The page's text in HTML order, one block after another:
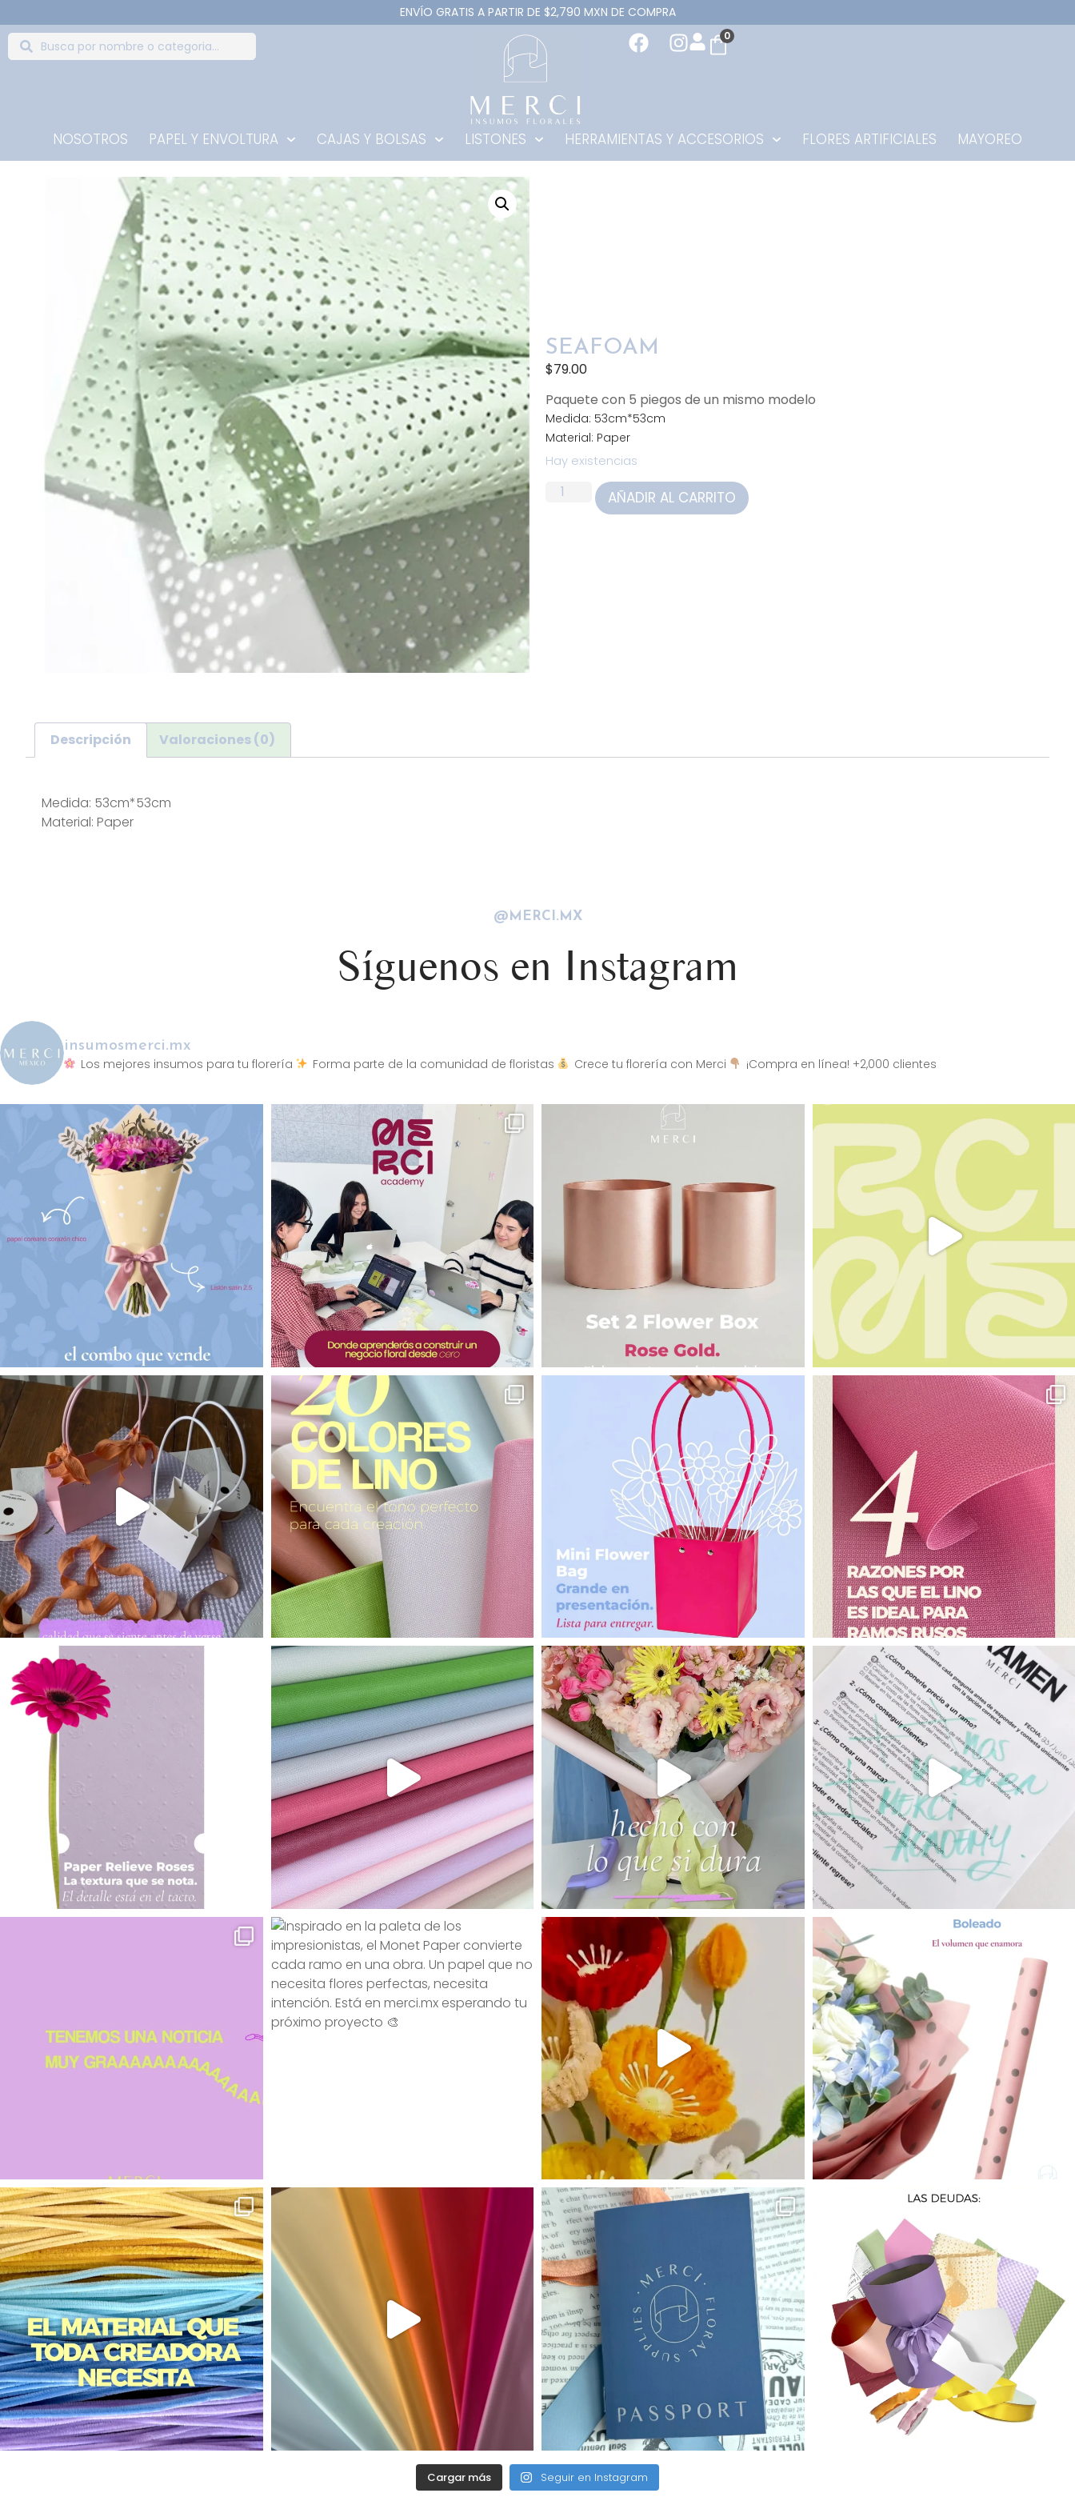
ENVÍO GRATIS A PARTIR DE $2,790 MXN DE COMPRA
0
NOSOTROS PAPEL Y ENVOLTURA CAJAS Y BOLSAS LISTONES HERRAMIENTAS Y ACCESORIOS FLORES ARTIFICIALES MAYOREO
SEAFOAM
$79.00
Paquete con 5 piegos de un mismo modelo
Medida: 53cm*53cm
Material: Paper
Hay existencias
AÑADIR AL CARRITO
Descripción Valoraciones (0)
Medida: 53cm*53cm
Material: Paper
@MERCI.MX
Síguenos en Instagram
insumosmerci.mx
Los mejores insumos para tu florería
Forma parte de la comunidad de floristas Crece tu florería con Merci ¡Compra en línea! +2,000 clientes
Cargar más Seguir en Instagram